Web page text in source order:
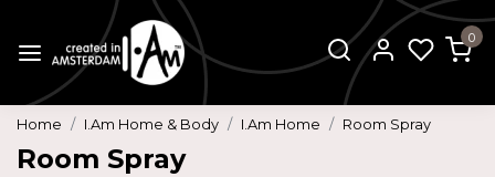
0
Home I.Am Home & Body I.Am Home Room Spray
Room Spray